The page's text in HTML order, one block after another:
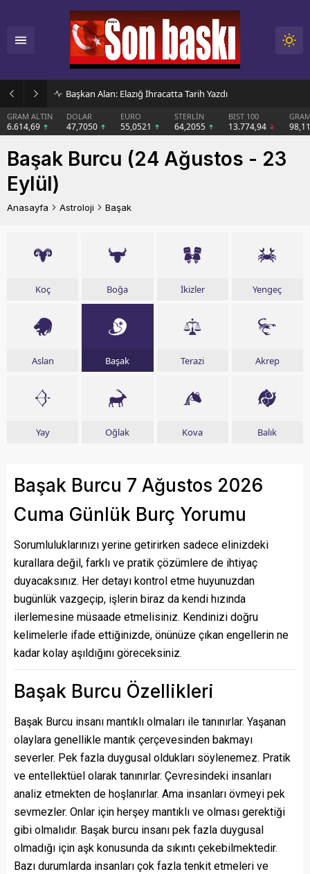
Başkan Alan: Elazığ İhracatta Tarih Yazdı
GRAM ALTIN
6.614,69
DOLAR
47,7050
EURO
55,0521
STERLİN
64,2055
BIST 100
13.774,94
Başak Burcu (24 Ağustos - 23
Eylül)
Anasayfa Astroloji Başak
Koç Boğa İkizler Yengeç
Aslan Başak Terazi Akrep
Yay Oğlak Kova Balık
Başak Burcu 7 Ağustos 2026
Cuma Günlük Burç Yorumu
Sorumluluklarınızı yerine getirirken sadece elinizdeki
kurallara değil, farklı ve pratik çözümlere de ihtiyaç
duyacaksınız. Her detayı kontrol etme huyunuzdan
bugünlük vazgeçip, işlerin biraz da kendi hızında
ilerlemesine müsaade etmelisiniz. Kendinizi doğru
kelimelerle ifade ettiğinizde, önünüze çıkan engellerin ne
kadar kolay aşıldığını göreceksiniz.
Başak Burcu Özellikleri
Başak Burcu insanı mantıklı olmaları ile tanınırlar. Yaşanan
olaylara genellikle mantık çerçevesinden bakmayı
severler. Pek fazla duygusal oldukları söylenemez. Pratik
ve entellektüel olarak tanınırlar. Çevresindeki insanları
analiz etmekten de hoşlanırlar. Ama insanları övmeyi pek
sevmezler. Onlar için herşey mantıklı ve olması gerektiği
gibi olmalıdır. Başak burcu insanı pek fazla duygusal
olmadığı için aşk konusunda da sıkıntı çekebilmektedir.
Bazı durumlarda insanları çok fazla tenkit etmeleri ve